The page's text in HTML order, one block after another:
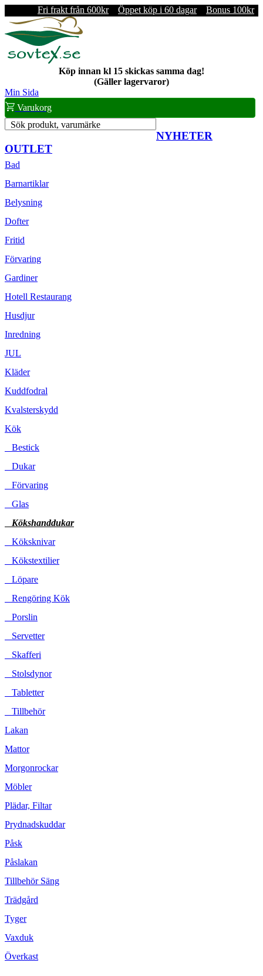
Fri frakt från 600kr Öppet köp i 60 dagar Bonus 100kr
Köp innan kl 15 skickas samma dag!
(Gäller lagervaror)
Min Sida
Varukorg
Sök produkt, varumärke
NYHETER
OUTLET
Bad
Barnartiklar
Belysning
Dofter
Fritid
Förvaring
Gardiner
Hotell Restaurang
Husdjur
Inredning
JUL
Kläder
Kuddfodral
Kvalsterskydd
Kök
Bestick
Dukar
Förvaring
Glas
Kökshanddukar
Köksknivar
Kökstextilier
Löpare
Rengöring Kök
Porslin
Servetter
Skafferi
Stolsdynor
Tabletter
Tillbehör
Lakan
Mattor
Morgonrockar
Möbler
Plädar, Filtar
Prydnadskuddar
Påsk
Påslakan
Tillbehör Säng
Trädgård
Tyger
Vaxduk
Överkast